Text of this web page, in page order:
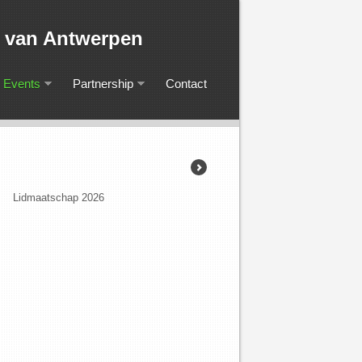
van Antwerpen
Events Partnership Contact
Lidmaatschap 2026